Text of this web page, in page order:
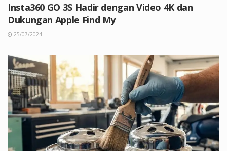
Insta360 GO 3S Hadir dengan Video 4K dan
Dukungan Apple Find My
25/07/2024